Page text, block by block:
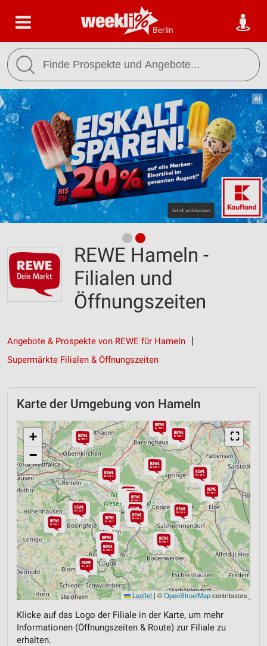
Berlin
REWE Hameln -
Filialen und
Öffnungszeiten
Angebote & Prospekte von REWE für Hameln
Supermärkte Filialen & Öffnungszeiten
Karte der Umgebung von Hameln
⛶
+
−
Leaflet | ©OpenStreetMapcontributors
Klicke auf das Logo der Filiale in der Karte, um mehr
Informationen (Öffnungszeiten & Route) zur Filiale zu
erhalten.